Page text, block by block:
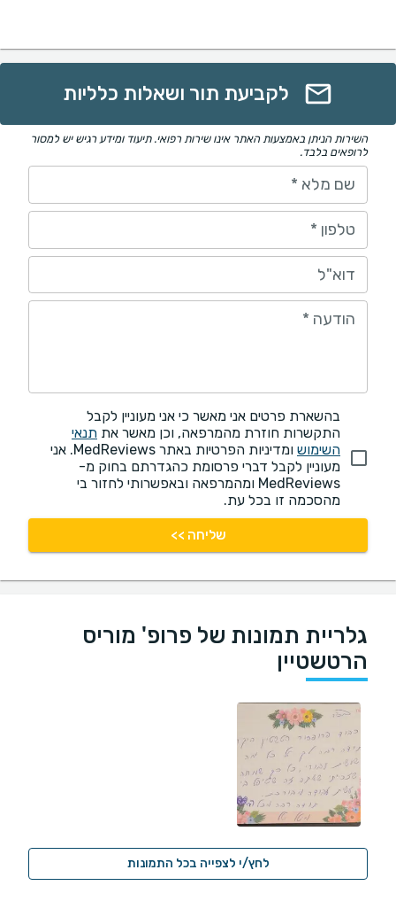
לקביעת תור ושאלות כלליות
השירות הניתן באמצעות האתר אינו שירות רפואי. תיעוד ומידע רגיש יש למסור
לרופאים בלבד.
שם מלא *
טלפון *
דוא"ל
הודעה *
בהשארת פרטים אני מאשר כי אני מעוניין לקבל
התקשרות חוזרת מהמרפאה, וכן מאשר את תנאי
השימוש
ומדיניות הפרטיות באתר MedReviews. אני
מעוניין לקבל דברי פרסומת כהגדרתם בחוק מ-
MedReviews ומהמרפאה ובאפשרותי לחזור בי
מהסכמה זו בכל עת.
שליחה >>
גלריית תמונות של פרופ' מוריס
הרטשטיין
לחץ/י לצפייה בכל התמונות